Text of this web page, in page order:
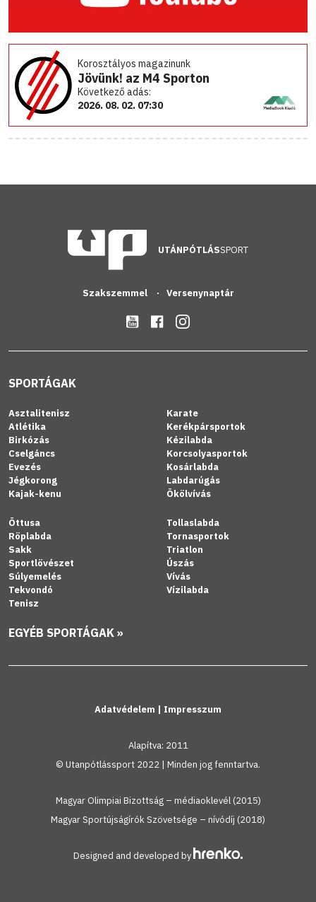
Korosztályos magazinunk
Jövünk! az M4 Sporton
Következő adás:
2026. 08. 02. 07:30
UTÁNPÓTLÁSSPORT
Szakszemmel Versenynaptár
SPORTÁGAK
Asztalitenisz
Atlétika
Birkózás
Cselgáncs
Evezés
Jégkorong
Kajak-kenu
Karate
Kerékpársportok
Kézilabda
Korcsolyasportok
Kosárlabda
Labdarúgás
Ökölvívás
Öttusa
Röplabda
Sakk
Sportlövészet
Súlyemelés
Tekvondó
Tenisz
Tollaslabda
Tornasportok
Triatlon
Úszás
Vívás
Vízilabda
EGYÉB SPORTÁGAK »
Adatvédelem | Impresszum
Alapítva: 2011
© Utanpótlássport 2022 | Minden jog fenntartva.
Magyar Olimpiai Bizottság – médiaoklevél (2015)
Magyar Sportújságírók Szövetsége – nívódíj (2018)
Designed and developed by